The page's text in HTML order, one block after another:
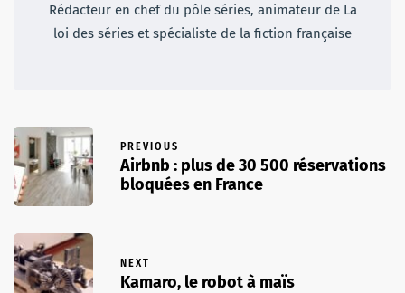
Rédacteur en chef du pôle séries, animateur de La
loi des séries et spécialiste de la fiction française
PREVIOUS
Airbnb : plus de 30 500 réservations
bloquées en France
NEXT
Kamaro, le robot à maïs